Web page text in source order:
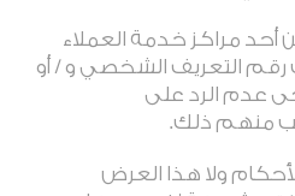
مراكز خدمة العملاء
رقم التعريف الشخصي و / أو
عدم الرد على
منهم ذلك.
ولا هذا العرض